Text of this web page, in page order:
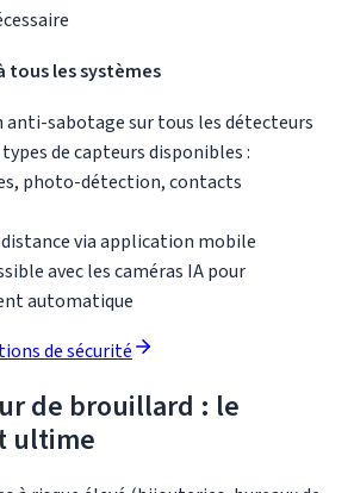
tous les systèmes
sabotage sur tous les détecteurs
de capteurs disponibles :
photo-détection, contacts
via application mobile
avec les caméras IA pour
automatique
de sécurité
de brouillard : le
ultime